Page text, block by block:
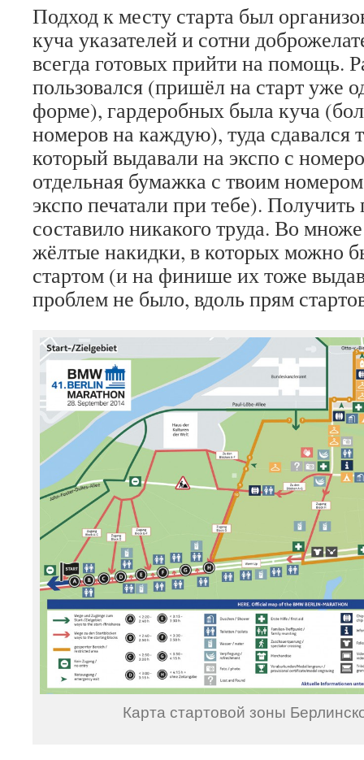
Подход к месту старта был
куча указателей и сотни
всегда готовых прийти на помощь.
пользовался (пришёл на старт уже
форме), гардеробных была куча
номеров на каждую), туда сдавался
который выдавали на экспо с
отдельная бумажка с твоим
экспо печатали при тебе).
составило никакого труда. Во
жёлтые накидки, в которых можно
стартом (и на финише их тоже
проблем не было, вдоль прям
Карта стартовой зоны